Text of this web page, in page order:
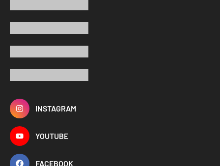
INSTAGRAM
YOUTUBE
FACEBOOK